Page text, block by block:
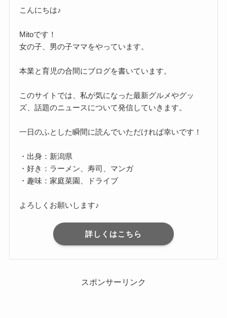
こんにちは♪
Mitoです！
女の子、男の子ママをやっています。
本業と育児の合間にブログを書いています。
このサイトでは、私が気になった最新グルメやグッ
ズ、話題のニュースについて発信していきます。
一日のふとした瞬間に読んでいただければ幸いです！
・出身：新潟県
・好き：ラーメン、寿司、マンガ
・趣味：家庭菜園、ドライブ
よろしくお願いします♪
詳しくはこちら
スポンサーリンク